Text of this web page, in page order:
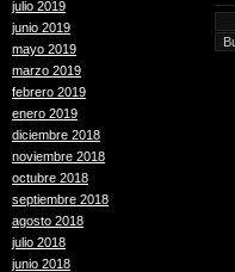
julio 2019
junio 2019
mayo 2019
marzo 2019
febrero 2019
enero 2019
diciembre 2018
noviembre 2018
octubre 2018
septiembre 2018
agosto 2018
julio 2018
junio 2018